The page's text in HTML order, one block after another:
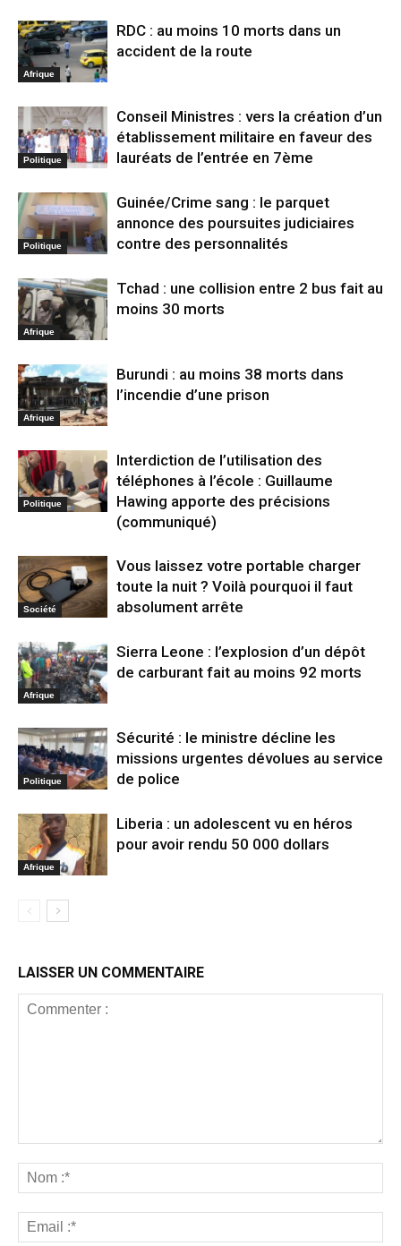
Afrique
RDC : au moins 10 morts dans un
accident de la route
Politique
Conseil Ministres : vers la création d’un
établissement militaire en faveur des
lauréats de l’entrée en 7ème
Politique
Guinée/Crime sang : le parquet
annonce des poursuites judiciaires
contre des personnalités
Afrique
Tchad : une collision entre 2 bus fait au
moins 30 morts
Afrique
Burundi : au moins 38 morts dans
l’incendie d’une prison
Politique
Interdiction de l’utilisation des
téléphones à l’école : Guillaume
Hawing apporte des précisions
(communiqué)
Société
Vous laissez votre portable charger
toute la nuit ? Voilà pourquoi il faut
absolument arrête
Afrique
Sierra Leone : l’explosion d’un dépôt
de carburant fait au moins 92 morts
Politique
Sécurité : le ministre décline les
missions urgentes dévolues au service
de police
Afrique
Liberia : un adolescent vu en héros
pour avoir rendu 50 000 dollars
LAISSER UN COMMENTAIRE